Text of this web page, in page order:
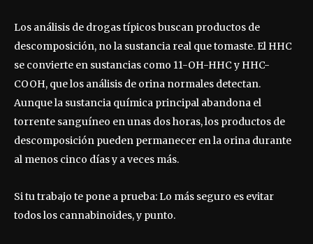
Los análisis de drogas típicos buscan productos de
descomposición, no la sustancia real que tomaste. El HHC
se convierte en sustancias como 11-OH-HHC y HHC-
COOH, que los análisis de orina normales detectan.
Aunque la sustancia química principal abandona el
torrente sanguíneo en unas dos horas, los productos de
descomposición pueden permanecer en la orina durante
al menos cinco días y a veces más.
Si tu trabajo te pone a prueba: Lo más seguro es evitar
todos los cannabinoides, y punto.